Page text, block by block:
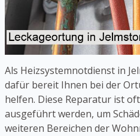
Als Heizsystemnotdienst in
dafür bereit Ihnen bei der
helfen. Diese Reparatur ist
ausgeführt werden, um
weiteren Bereichen der